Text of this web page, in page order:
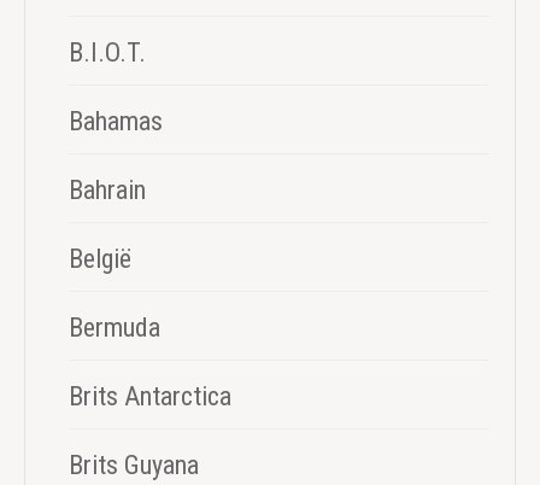
B.I.O.T.
Bahamas
Bahrain
België
Bermuda
Brits Antarctica
Brits Guyana